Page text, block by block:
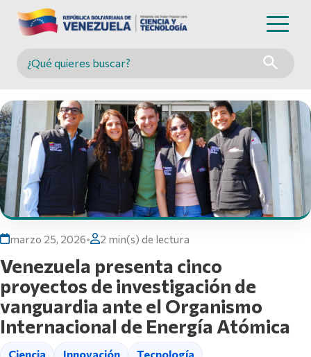
Buscar en MINCYT
marzo 25, 2026• 2 min(s) de lectura
Venezuela presenta cinco
proyectos de investigación de
vanguardia ante el Organismo
Internacional de Energía Atómica
Ciencia Innovación Tecnología